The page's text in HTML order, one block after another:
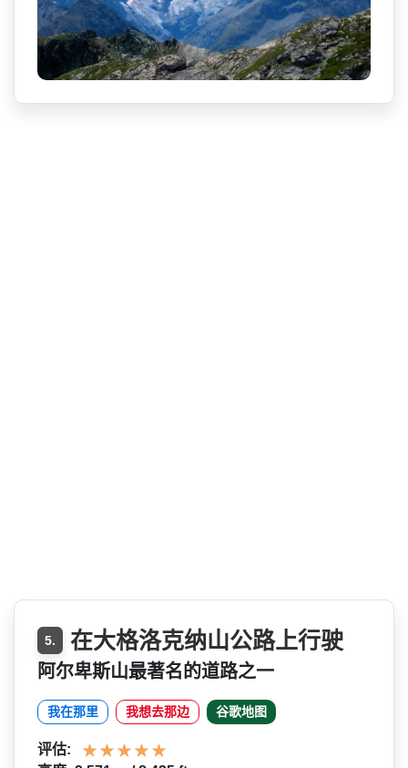
5. 在大格洛克纳山公路上行驶
阿尔卑斯山最著名的道路之一
我在那里 我想去那边 谷歌地图
评估: